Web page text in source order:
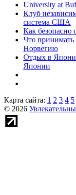
University at
Клуб
система США
Как безопасно
Что принимать
Норвегию
Отдых в
Японии
Карта сайта: 1 2 3 4 5
© 2026